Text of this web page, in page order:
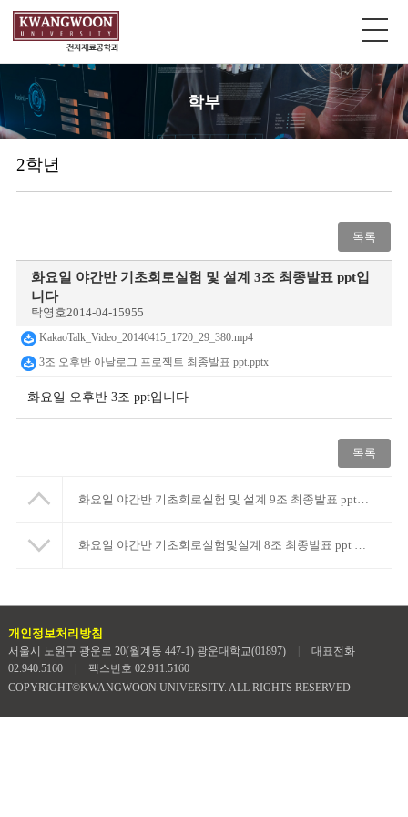
학부
2학년
목록
화요일 야간반 기초회로실험 및 설계 3조 최종발표 ppt입
니다
탁영호2014-04-15955
KakaoTalk_Video_20140415_1720_29_380.mp4
3조 오후반 아날로그 프로젝트 최종발표 ppt.pptx
화요일 오후반 3조 ppt입니다
목록
화요일 야간반 기초회로실험 및 설계 9조 최종발표 ppt입니다
화요일 야간반 기초회로실험및설계 8조 최종발표 ppt 및 동영상 입니다
개인정보처리방침
서울시 노원구 광운로 20(월계동 447-1) 광운대학교(01897)
대표전화
02.940.5160
팩스번호 02.911.5160
COPYRIGHT©KWANGWOON UNIVERSITY. ALL RIGHTS RESERVED